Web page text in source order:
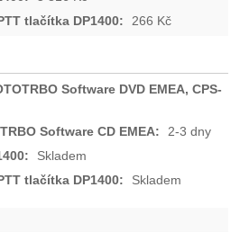
266 Kč
2-3 dny
Skladem
Skladem